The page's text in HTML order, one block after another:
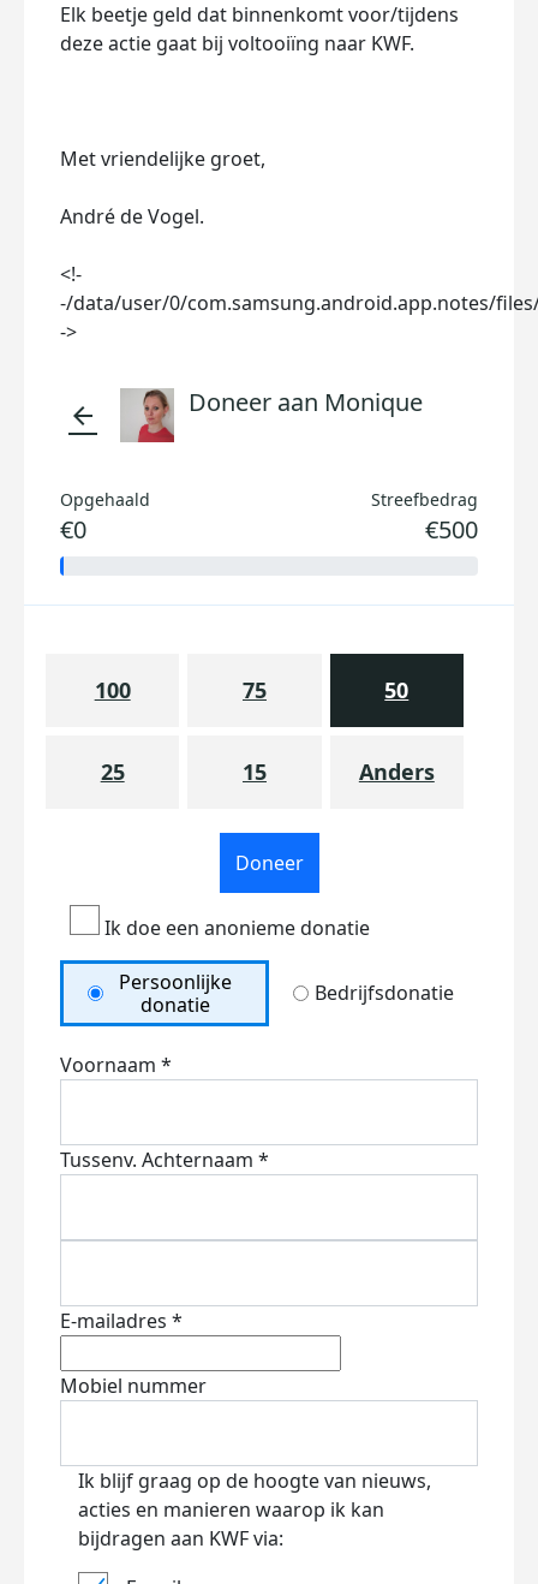
Elk beetje geld dat binnenkomt voor/tijdens
deze actie gaat bij voltooiïng naar KWF.
Met vriendelijke groet,
André de Vogel.
<!-
-/data/user/0/com.samsung.android.app.notes/
->
arrow_back Doneer aan Monique
Opgehaald
€0
Streefbedrag
€500
100 75 50
25 15 Anders
Doneer
Ik doe een anonieme donatie
Persoonlijke
donatie
Bedrijfsdonatie
Voornaam *
Tussenv. Achternaam *
E-mailadres *
Mobiel nummer
Ik blijf graag op de hoogte van nieuws,
acties en manieren waarop ik kan
bijdragen aan KWF via: